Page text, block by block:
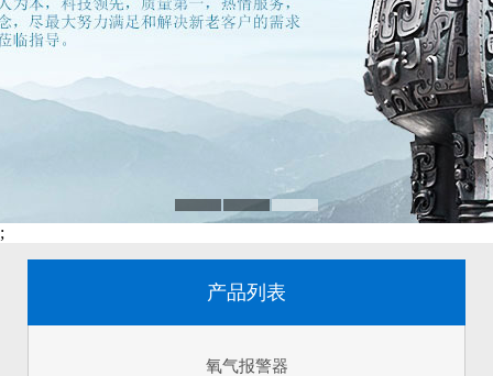
;
产品列表
氧气报警器